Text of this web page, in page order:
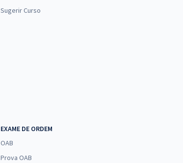
Sugerir Curso
EXAME DE ORDEM
OAB
Prova OAB